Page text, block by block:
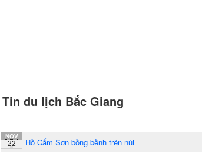
Tin du lịch Bắc Giang
NOV
22 Hồ Cấm Sơn bồng bềnh trên núi